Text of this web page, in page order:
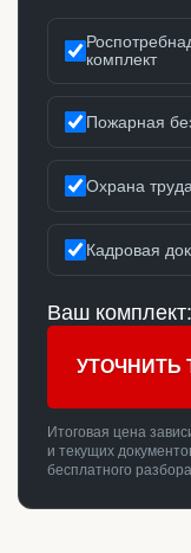
комплект
Пожарная
Охрана труда
Кадровая
Ваш комплект:
УТОЧНИТЬ
Итоговая цена
и текущих
бесплатного